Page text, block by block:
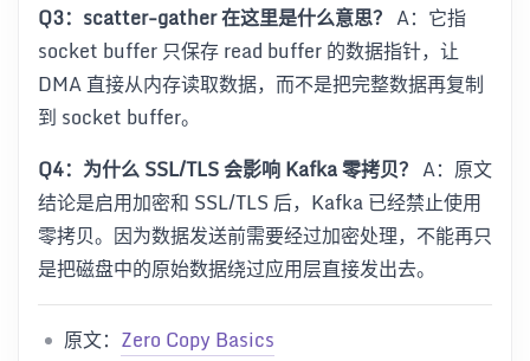
Q3：scatter-gather 在这里是什么意思？ A：它指
socket buffer 只保存 read buffer 的数据指针，让
DMA 直接从内存读取数据，而不是把完整数据再复制
到 socket buffer。
Q4：为什么 SSL/TLS 会影响 Kafka 零拷贝？ A：原文
结论是启用加密和 SSL/TLS 后，Kafka 已经禁止使用
零拷贝。因为数据发送前需要经过加密处理，不能再只
是把磁盘中的原始数据绕过应用层直接发出去。
原文： Zero Copy Basics